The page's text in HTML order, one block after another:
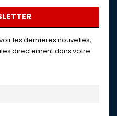
les dernières nouvelles,
directement dans votre